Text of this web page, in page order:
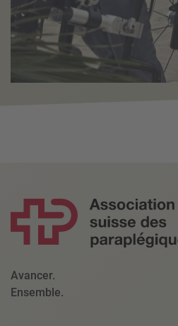
Avancer.
Ensemble.